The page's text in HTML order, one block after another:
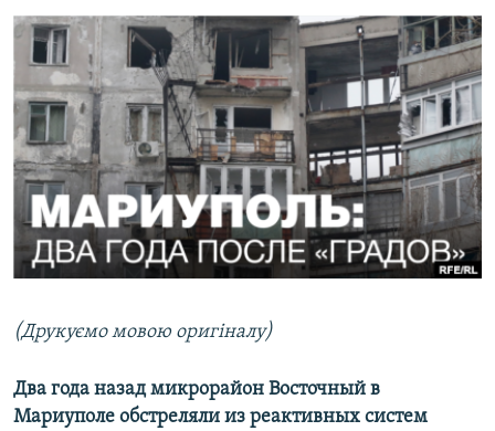
УКРАЇНА
СВІТ
СХЕМИ
КИТАЙ.ВИКЛИКИ
МУЛЬТИМЕДІА
ФОТО
СПЕЦПРОЄКТИ
ПОДКАСТИ
РУС
КТАТ
(Друкуємо мовою оригіналу)
Два года назад микрорайон Восточный в
Мариуполе обстреляли из реактивных систем